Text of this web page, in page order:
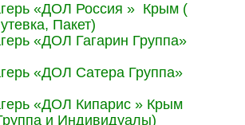
«ДОЛ Россия » Крым (
Пакет)
«ДОЛ Гагарин Группа»
«ДОЛ Сатера Группа»
«ДОЛ Кипарис » Крым
и Индивидуалы)